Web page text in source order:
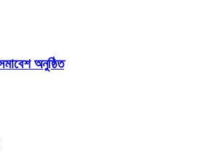
অনুষ্ঠিত